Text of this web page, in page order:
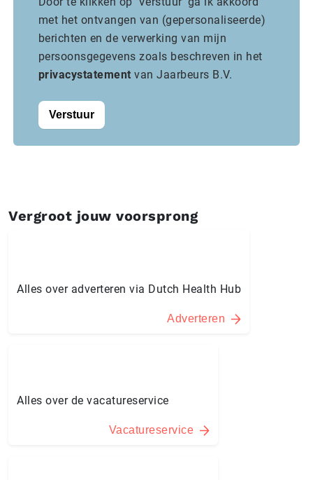
met het ontvangen van (gepersonaliseerde)
berichten en de verwerking van mijn
persoonsgegevens zoals beschreven in het
privacystatementvan Jaarbeurs B.V.
Verstuur
Vergroot jouw voorsprong
Alles over adverteren via Dutch Health Hub
Adverteren
Alles over de vacatureservice
Vacatureservice